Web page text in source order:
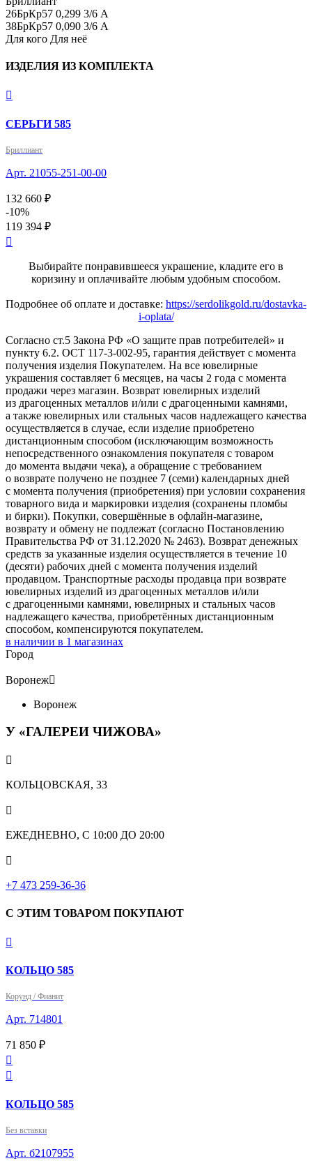
26БрКр57 0,299 3/6 А
38БрКр57 0,090 3/6 А
Для кого Для неё
ИЗДЕЛИЯ ИЗ КОМПЛЕКТА

СЕРЬГИ 585
Бриллиант
Арт. 21055-251-00-00
132 660 ₽
-10%
119 394 ₽

Выбирайте понравившееся украшение, кладите его в
коризину и оплачивайте любым удобным способом.
Подробнее об оплате и доставке: https://serdolikgold.ru/dostavka-
i-oplata/
Согласно ст.5 Закона РФ «О защите прав потребителей» и
пункту 6.2. ОСТ 117-3-002-95, гарантия действует с момента
получения изделия Покупателем. На все ювелирные
украшения составляет 6 месяцев, на часы 2 года с момента
продажи через магазин. Возврат ювелирных изделий
из драгоценных металлов и/или с драгоценными камнями,
а также ювелирных или стальных часов надлежащего качества
осуществляется в случае, если изделие приобретено
дистанционным способом (исключающим возможность
непосредственного ознакомления покупателя с товаром
до момента выдачи чека), а обращение с требованием
о возврате получено не позднее 7 (семи) календарных дней
с момента получения (приобретения) при условии сохранения
товарного вида и маркировки изделия (сохранены пломбы
и бирки). Покупки, совершённые в офлайн-магазине,
возврату и обмену не подлежат (согласно Постановлению
Правительства РФ от 31.12.2020 № 2463). Возврат денежных
средств за указанные изделия осуществляется в течение 10
(десяти) рабочих дней с момента получения изделий
продавцом. Транспортные расходы продавца при возврате
ювелирных изделий из драгоценных металлов и/или
с драгоценными камнями, ювелирных и стальных часов
надлежащего качества, приобретённых дистанционным
способом, компенсируются покупателем.
в наличии в 1 магазинах
Город
Воронеж
Воронеж
У «ГАЛЕРЕИ ЧИЖОВА»

КОЛЬЦОВСКАЯ, 33

ЕЖЕДНЕВНО, С 10:00 ДО 20:00

‎+7 473 259-36-36
С ЭТИМ ТОВАРОМ ПОКУПАЮТ

КОЛЬЦО 585
Корунд / Фианит
Арт. 714801
71 850 ₽


КОЛЬЦО 585
Без вставки
Арт. б2107955